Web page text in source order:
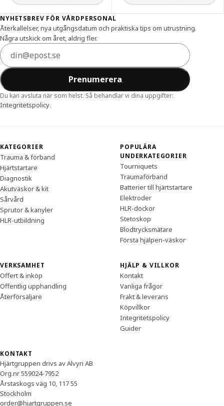
Sidfot
NYHETSBREV FÖR VÅRDPERSONAL
Återkallelser, nya utgångsdatum och praktiska tips om utrustning.
Några utskick om året, aldrig fler.
E-postadress
Prenumerera
Du kan avsluta när som helst. Så behandlar vi dina uppgifter:
Integritetspolicy.
KATEGORIER
Trauma & förband
Hjärtstartare
Diagnostik
Akutväskor & kit
Sårvård
Sprutor & kanyler
HLR-utbildning
POPULÄRA
UNDERKATEGORIER
Tourniquets
Traumaförband
Batterier till hjärtstartare
Elektroder
HLR-dockor
Stetoskop
Blodtrycksmätare
Första hjälpen-väskor
VERKSAMHET
Offert & inköp
Offentlig upphandling
Återförsäljare
HJÄLP & VILLKOR
Kontakt
Vanliga frågor
Frakt & leverans
Köpvillkor
Integritetspolicy
Guider
KONTAKT
Hjärtgruppen drivs av Alvyri AB
Org.nr 559024-7952
Årstaskogs väg 10, 117 55
Stockholm
order@hjartgruppen.se